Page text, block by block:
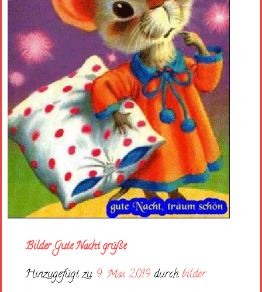
Bilder Gute Nacht grüße
Hinzugefügt zu 9. Mai 2019 durch bilder